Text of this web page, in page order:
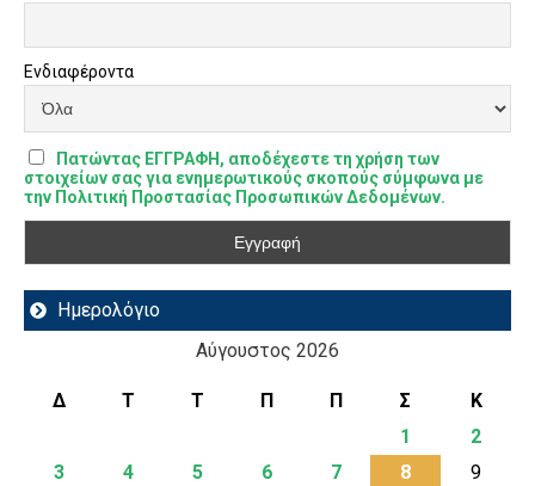
Ενδιαφέροντα
Πατώντας ΕΓΓΡΑΦΗ, αποδέχεστε τη χρήση των
στοιχείων σας για ενημερωτικούς σκοπούς σύμφωνα με
την Πολιτική Προστασίας Προσωπικών Δεδομένων.
Ημερολόγιο
Αύγουστος 2026
Δ Τ Τ Π Π Σ
Κ
1
2
3
4 5 6 7 8
9